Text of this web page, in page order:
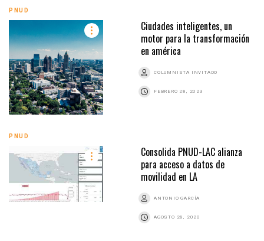
PNUD
Ciudades inteligentes, un
motor para la transformación
en américa
COLUMNISTA INVITADO
FEBRERO 28, 2023
PNUD
Consolida PNUD-LAC alianza
para acceso a datos de
movilidad en LA
ANTONIO GARCÍA
AGOSTO 28, 2020